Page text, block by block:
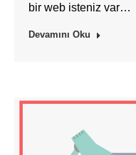
bir web isteniz var…
Devamını Oku